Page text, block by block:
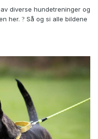
diverse hundetreninger og
her. ? Så og si alle bildene